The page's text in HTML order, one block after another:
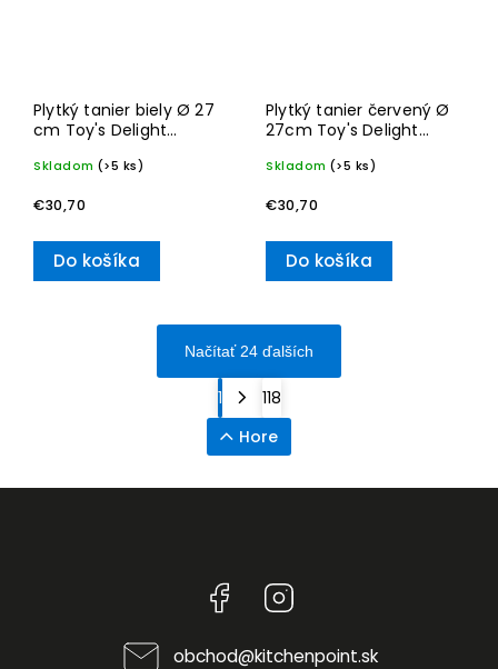
Plytký tanier biely Ø 27
cm Toy's Delight
Skladom (>5 ks)
€30,70
Do košíka
Plytký tanier červený Ø
27cm Toy's Delight
Skladom (>5 ks)
€30,70
Do košíka
Načítať 24 ďalších
1
118
Hore
Facebook
obchod@kitchenpoint.sk